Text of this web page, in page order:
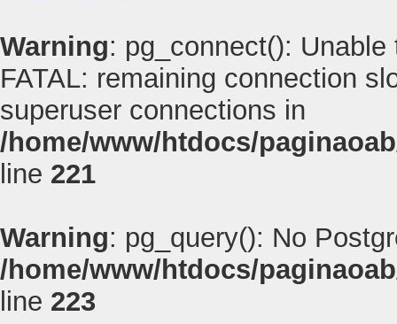
Warning: pg_connect():
FATAL: remaining connection
superuser connections in
/home/www/htdocs/
line 221
Warning: pg_query(): No
/home/www/htdocs/
line 223